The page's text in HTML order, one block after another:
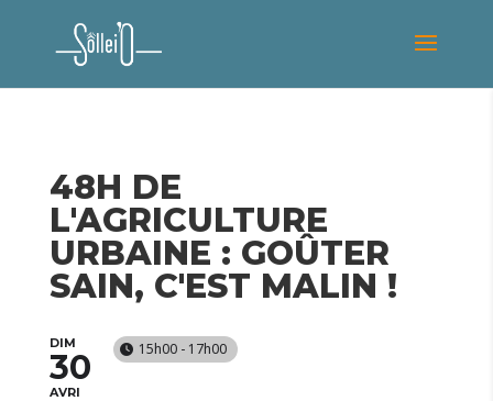
48H DE
L'AGRICULTURE
URBAINE : GOÛTER
SAIN, C'EST MALIN !
DIM
30
AVRI
15h00 - 17h00